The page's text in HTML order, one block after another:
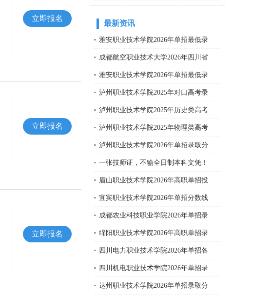
立即报名
立即报名
立即报名
最新资讯
雅安职业技术学院2026年单招最低录
成都航空职业技术大学2026年四川省
雅安职业技术学院2026年单招最低录
泸州职业技术学院2025年对口高考录
泸州职业技术学院2025年历史类高考
泸州职业技术学院2025年物理类高考
泸州职业技术学院2026年单招录取分
一张技师证，不输全日制本科文凭！
眉山职业技术学院2026年高职单招投
宜宾职业技术学院2026年单招分数线
成都农业科技职业学院2026年单招录
绵阳职业技术学院2026年高职单招录
四川电力职业技术学院2026年单招各
四川机电职业技术学院2026年单招录
达州职业技术学院2026年单招录取分